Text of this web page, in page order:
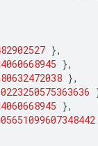
},
},
},
},